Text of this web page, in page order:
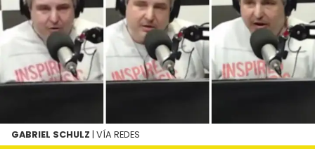
GABRIEL SCHULZ | VÍA REDES